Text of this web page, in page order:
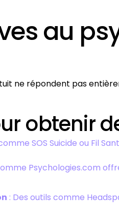
au
ne répondent pas
obtenir
SOS Suicide ou Fil
Psychologies.com
: Des outils comme